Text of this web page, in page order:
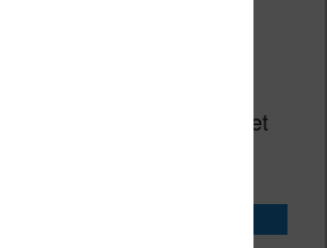
avec Prime Reading et